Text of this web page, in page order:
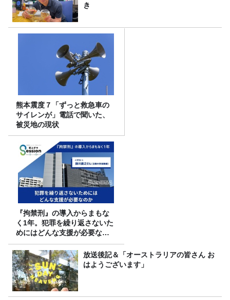
き
熊本震度７「ずっと救急車の
サイレンが」電話で聞いた、
被災地の現状
『拘禁刑』の導入からまもな
く1年。犯罪を繰り返さないた
めにはどんな支援が必要なの
か
放送後記＆「オーストラリアの皆さん お
はようございます」